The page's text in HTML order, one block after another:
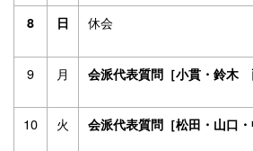
8 日 休会
9 月 会派代表質問［小貫・鈴木
10 火 会派代表質問［松田・山口